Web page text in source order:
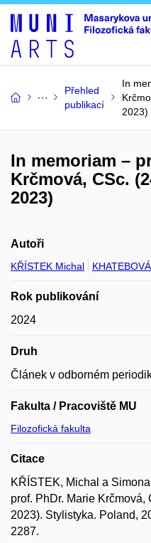
Přehled
publikací
In
2023)
In memoriam –
Krčmová, CSc.
2023)
Autoři
KŘÍSTEK Michal
Rok publikování
2024
Druh
Článek v odborném
Fakulta / Pracoviště MU
Filozofická fakulta
Citace
KŘÍSTEK, Michal a
prof. PhDr. Marie Krčmová,
2023). Stylistyka. Poland,
2287.